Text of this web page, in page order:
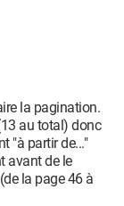
la pagination.
au total) donc
"à partir de..."
avant de le
la page 46 à